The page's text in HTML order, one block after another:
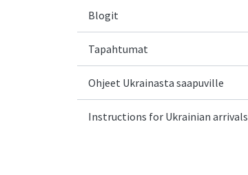
Blogit
Tapahtumat
Ohjeet Ukrainasta saapuville
Instructions for Ukrainian arrivals